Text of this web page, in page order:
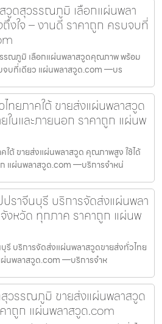
วูดสุวรรณภูมิ เลือกแผ่นพลา
ใจ – งานดี ราคาถูก ครบจบที่
รณภูมิ เลือกแผ่นพลาสวูดคุณภาพ พร้อม
จบที่เดียว แผ่นพลาสวูด.com —บร
ทยภาคใต้ ขายส่งแผ่นพลาสวูด
ในและภายนอก ราคาถูก แผ่นพ
ใต้ ขายส่งแผ่นพลาสวูด คุณภาพสูง ใช้ได้
แผ่นพลาสวูด.com —บริการจำหน่
ราจีนบุรี บริการจัดส่งแผ่นพลา
งหวัด ทุกภาค ราคาถูก แผ่นพ
รี บริการจัดส่งแผ่นพลาสวูดขายส่งทั่วไทย
นพลาสวูด.com —บริการจำห
วรรณภูมิ ขายส่งแผ่นพลาสวูด
าถูก แผ่นพลาสวูด.com